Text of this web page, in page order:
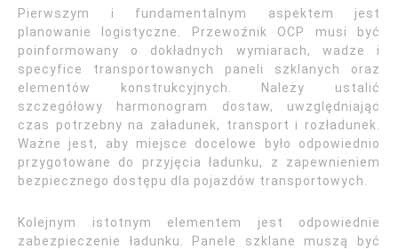
Pierwszym i fundamentalnym aspektem jest
planowanie logistyczne. Przewoźnik OCP musi być
poinformowany o dokładnych wymiarach, wadze i
specyfice transportowanych paneli szklanych oraz
elementów konstrukcyjnych. Należy ustalić
szczegółowy harmonogram dostaw, uwzględniając
czas potrzebny na załadunek, transport i rozładunek.
Ważne jest, aby miejsce docelowe było odpowiednio
przygotowane do przyjęcia ładunku, z zapewnieniem
bezpiecznego dostępu dla pojazdów transportowych.
Kolejnym istotnym elementem jest odpowiednie
zabezpieczenie ładunku. Panele szklane muszą być